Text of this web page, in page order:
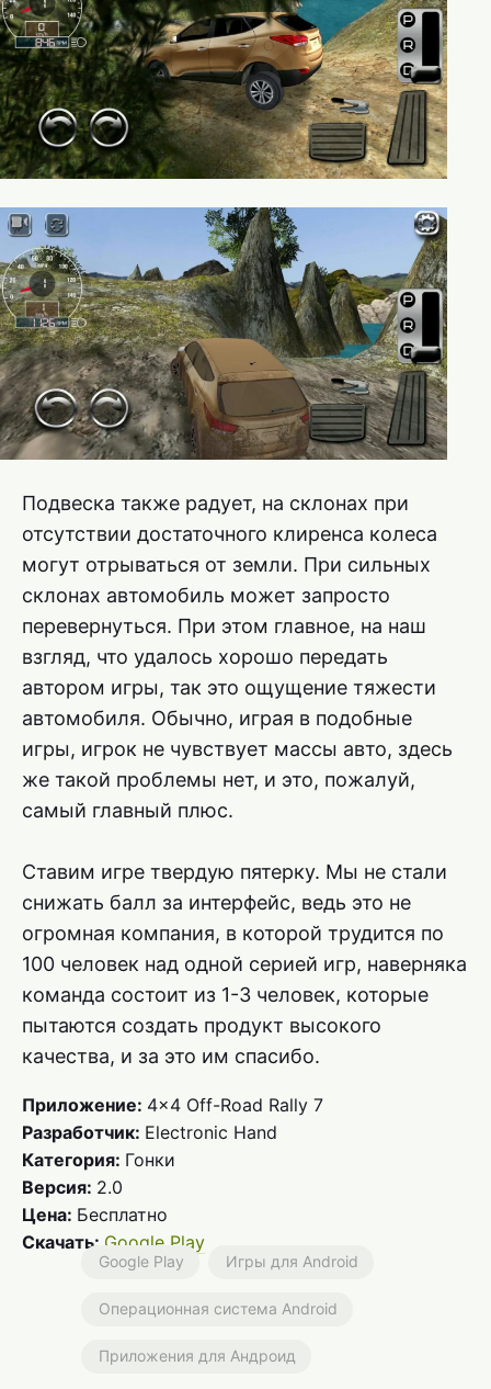
Подвеска также радует, на склонах при
отсутствии достаточного клиренса колеса
могут отрываться от земли. При сильных
склонах автомобиль может запросто
перевернуться. При этом главное, на наш
взгляд, что удалось хорошо передать
автором игры, так это ощущение тяжести
автомобиля. Обычно, играя в подобные
игры, игрок не чувствует массы авто, здесь
же такой проблемы нет, и это, пожалуй,
самый главный плюс.
Ставим игре твердую пятерку. Мы не стали
снижать балл за интерфейс, ведь это не
огромная компания, в которой трудится по
100 человек над одной серией игр, наверняка
команда состоит из 1-3 человек, которые
пытаются создать продукт высокого
качества, и за это им спасибо.
Приложение: 4×4 Off-Road Rally 7
Разработчик: Electronic Hand
Категория: Гонки
Версия: 2.0
Цена: Бесплатно
Скачать: Google Play
Google Play Игры для Android
Операционная система Android
Приложения для Андроид